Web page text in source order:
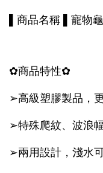
▌商品名稱 ▌寵物
✿商品特性✿
➢高級塑膠製品，
➢特殊爬紋、波浪
➢兩用設計，淺水